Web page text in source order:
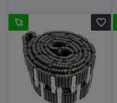
favorite_border